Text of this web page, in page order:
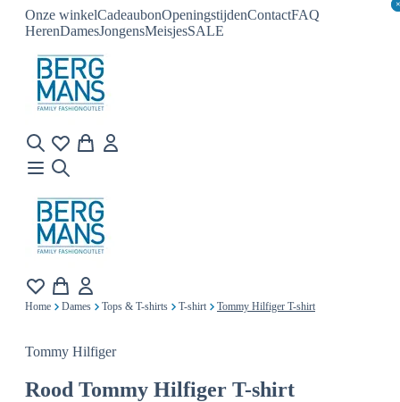
Onze winkelCadeaubonOpeningstijdenContactFAQ
HerenDamesJongensMeisjesSALE
×
×
Home Dames Tops & T-shirts T-shirt Tommy Hilfiger T-shirt
Tommy Hilfiger
Rood Tommy Hilfiger T-shirt